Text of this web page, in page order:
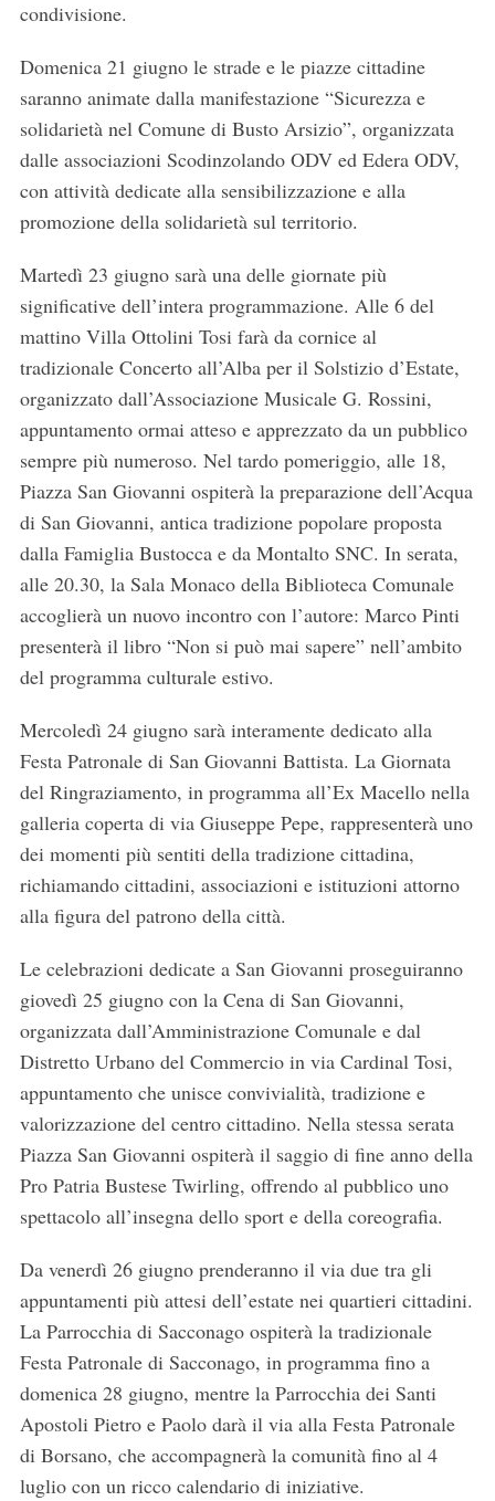
condivisione.
Domenica 21 giugno le strade e le piazze cittadine
saranno animate dalla manifestazione “Sicurezza e
solidarietà nel Comune di Busto Arsizio”, organizzata
dalle associazioni Scodinzolando ODV ed Edera ODV,
con attività dedicate alla sensibilizzazione e alla
promozione della solidarietà sul territorio.
Martedì 23 giugno sarà una delle giornate più
significative dell’intera programmazione. Alle 6 del
mattino Villa Ottolini Tosi farà da cornice al
tradizionale Concerto all’Alba per il Solstizio d’Estate,
organizzato dall’Associazione Musicale G. Rossini,
appuntamento ormai atteso e apprezzato da un pubblico
sempre più numeroso. Nel tardo pomeriggio, alle 18,
Piazza San Giovanni ospiterà la preparazione dell’Acqua
di San Giovanni, antica tradizione popolare proposta
dalla Famiglia Bustocca e da Montalto SNC. In serata,
alle 20.30, la Sala Monaco della Biblioteca Comunale
accoglierà un nuovo incontro con l’autore: Marco Pinti
presenterà il libro “Non si può mai sapere” nell’ambito
del programma culturale estivo.
Mercoledì 24 giugno sarà interamente dedicato alla
Festa Patronale di San Giovanni Battista. La Giornata
del Ringraziamento, in programma all’Ex Macello nella
galleria coperta di via Giuseppe Pepe, rappresenterà uno
dei momenti più sentiti della tradizione cittadina,
richiamando cittadini, associazioni e istituzioni attorno
alla figura del patrono della città.
Le celebrazioni dedicate a San Giovanni proseguiranno
giovedì 25 giugno con la Cena di San Giovanni,
organizzata dall’Amministrazione Comunale e dal
Distretto Urbano del Commercio in via Cardinal Tosi,
appuntamento che unisce convivialità, tradizione e
valorizzazione del centro cittadino. Nella stessa serata
Piazza San Giovanni ospiterà il saggio di fine anno della
Pro Patria Bustese Twirling, offrendo al pubblico uno
spettacolo all’insegna dello sport e della coreografia.
Da venerdì 26 giugno prenderanno il via due tra gli
appuntamenti più attesi dell’estate nei quartieri cittadini.
La Parrocchia di Sacconago ospiterà la tradizionale
Festa Patronale di Sacconago, in programma fino a
domenica 28 giugno, mentre la Parrocchia dei Santi
Apostoli Pietro e Paolo darà il via alla Festa Patronale
di Borsano, che accompagnerà la comunità fino al 4
luglio con un ricco calendario di iniziative.
a
r
c
h
o
r